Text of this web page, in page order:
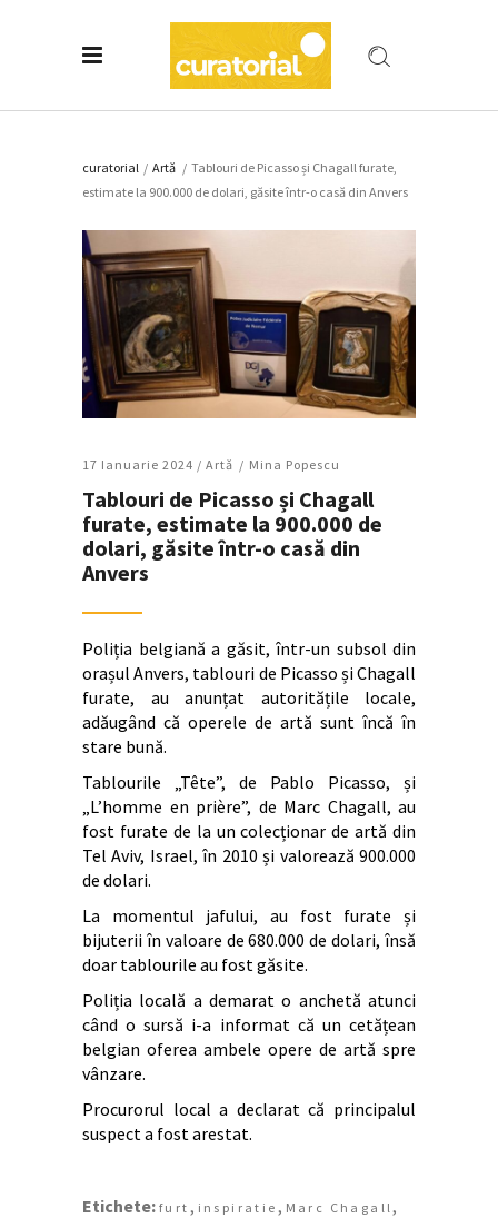
curatorial / Artǎ / Tablouri de Picasso și Chagall furate,
estimate la 900.000 de dolari, găsite într-o casă din Anvers
17 Ianuarie 2024 / Artǎ Mina Popescu
Tablouri de Picasso și Chagall
furate, estimate la 900.000 de
dolari, găsite într-o casă din
Anvers
Poliția belgiană a găsit, într-un subsol din
orașul Anvers, tablouri de Picasso și Chagall
furate, au anunțat autoritățile locale,
adăugând că operele de artă sunt încă în
stare bună.
Tablourile „Tête”, de Pablo Picasso, și
„L’homme en prière”, de Marc Chagall, au
fost furate de la un colecționar de artă din
Tel Aviv, Israel, în 2010 și valorează 900.000
de dolari.
La momentul jafului, au fost furate și
bijuterii în valoare de 680.000 de dolari, însă
doar tablourile au fost găsite.
Poliția locală a demarat o anchetă atunci
când o sursă i-a informat că un cetățean
belgian oferea ambele opere de artă spre
vânzare.
Procurorul local a declarat că principalul
suspect a fost arestat.
Etichete: furt , inspiratie , Marc Chagall ,